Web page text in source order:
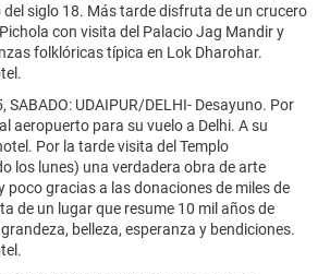
siglo 18. Más tarde disfruta de un crucero
con visita del Palacio Jag Mandir y
folklóricas típica en Lok Dharohar.
SABADO: UDAIPUR/DELHI- Desayuno. Por
aeropuerto para su vuelo a Delhi. A su
Por la tarde visita del Templo
los lunes) una verdadera obra de arte
poco gracias a las donaciones de miles de
de un lugar que resume 10 mil años de
belleza, esperanza y bendiciones.